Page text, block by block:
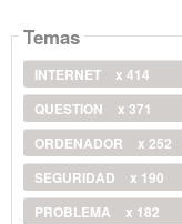
Temas
INTERNET
x 414
QUESTION
x 371
ORDENADOR
x 252
SEGURIDAD
x 190
PROBLEMA
x 182